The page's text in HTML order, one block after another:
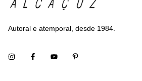
Autoral e atemporal, desde 1984.